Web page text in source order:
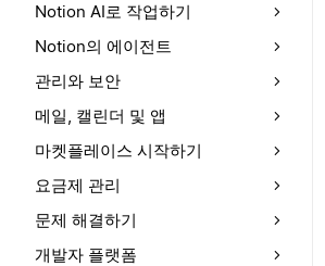
Notion AI로 작업하기
Notion의 에이전트
관리와 보안
메일, 캘린더 및 앱
마켓플레이스 시작하기
요금제 관리
문제 해결하기
개발자 플랫폼